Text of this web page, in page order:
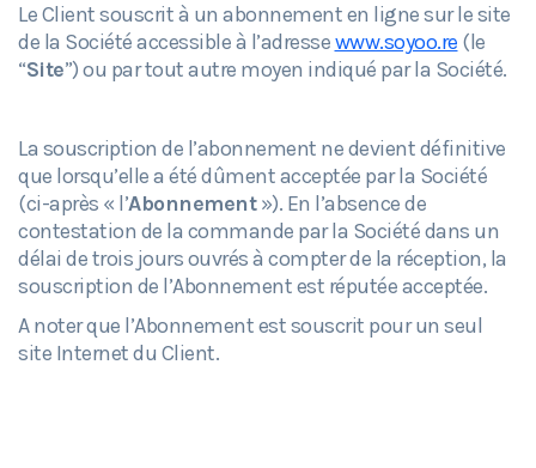
Le Client souscrit à un abonnement en ligne sur le site
de la Société accessible à l’adressewww.soyoo.re (le
“Site”) ou par tout autre moyen indiqué par la Société.
La souscription de l’abonnement ne devient définitive
que lorsqu’elle a été dûment acceptée par la Société
(ci-après « l’Abonnement»). En l’absence de
contestation de la commande par la Société dans un
délai de trois jours ouvrés à compter de la réception, la
souscription de l’Abonnement est réputée acceptée.
A noter que l’Abonnement est souscrit pour un seul
site Internet du Client.